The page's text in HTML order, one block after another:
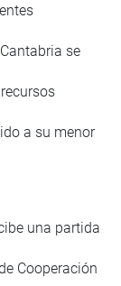
se
a su menor
una partida
Cooperación